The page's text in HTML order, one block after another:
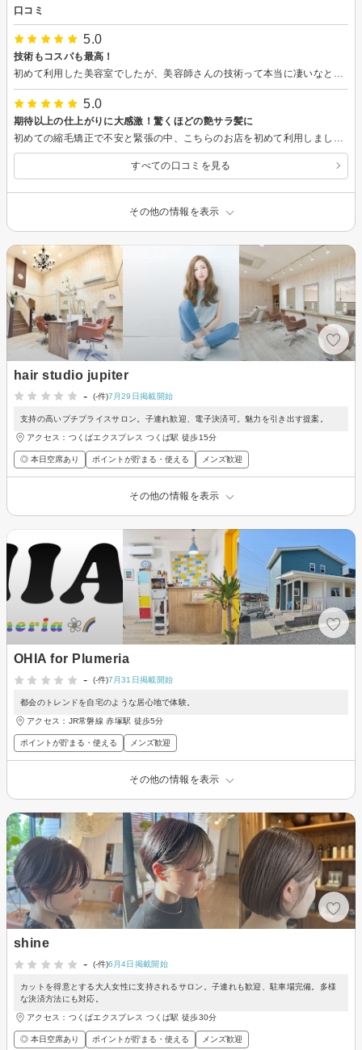
口コミ
5.0
技術もコスパも最高！
5.0
期待以上の仕上がりに大感激！驚くほどの艶サラ髪に
すべての口コミを見る
その他の情報を表示
hair studio jupiter
-
(-件)7月29日掲載開始
支持の高いプチプライスサロン。子連れ歓迎、電子決済可。魅力を引き出す提案。
アクセス：つくばエクスプレス つくば駅 徒歩15分
◎ 本日空席あり ポイントが貯まる・使える メンズ歓迎
その他の情報を表示
OHIA for Plumeria
-
(-件)7月31日掲載開始
都会のトレンドを自宅のような居心地で体験。
アクセス：JR常磐線 赤塚駅 徒歩5分
ポイントが貯まる・使える メンズ歓迎
その他の情報を表示
shine
-
(-件)6月4日掲載開始
カットを得意とする大人女性に支持されるサロン。子連れも歓迎、駐車場完備。多様
な決済方法にも対応。
アクセス：つくばエクスプレス つくば駅 徒歩30分
◎ 本日空席あり ポイントが貯まる・使える メンズ歓迎